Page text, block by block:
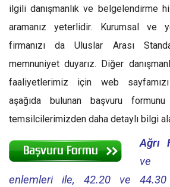
ilgili danışmanlık ve belgelendirme
aramanız yeterlidir. Kurumsal ve
firmanızı da Uluslar Arası
memnuniyet duyarız. Diğer
faaliyetlerimiz için web
aşağıda bulunan başvuru
temsilcilerimizden daha detaylı bilgi
Ağrı
ve
enlemleri ile, 42.20 ve 44.30